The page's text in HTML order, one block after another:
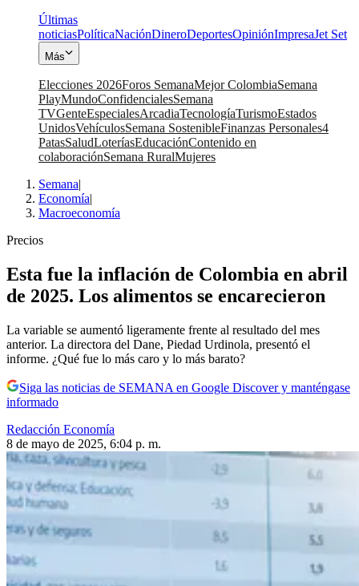
Últimas
noticiasPolíticaNaciónDineroDeportesOpiniónImpresaJet Set
Más
Elecciones 2026Foros SemanaMejor ColombiaSemana
PlayMundoConfidencialesSemana
TVGenteEspecialesArcadiaTecnologíaTurismoEstados
UnidosVehículosSemana SostenibleFinanzas Personales4
PatasSaludLoteríasEducaciónContenido en
colaboraciónSemana RuralMujeres
Semana|
Economía|
Macroeconomía
Precios
Esta fue la inflación de Colombia en abril
de 2025. Los alimentos se encarecieron
La variable se aumentó ligeramente frente al resultado del mes
anterior. La directora del Dane, Piedad Urdinola, presentó el
informe. ¿Qué fue lo más caro y lo más barato?
Siga las noticias de SEMANA en Google Discover y manténgase
informado
Redacción Economía
8 de mayo de 2025, 6:04 p. m.